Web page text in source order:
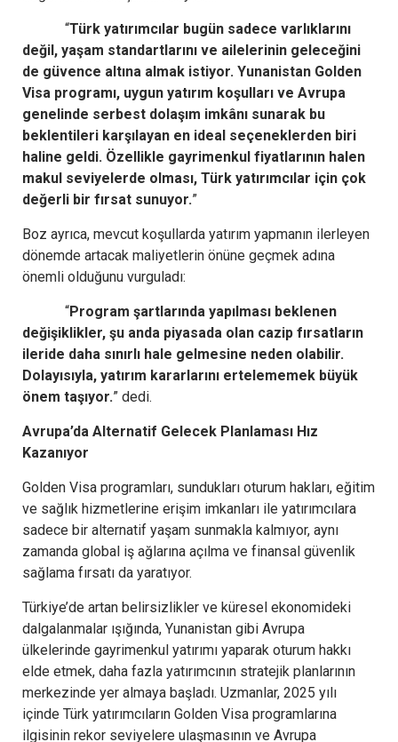
“Türk yatırımcılar bugün sadece varlıklarını
değil, yaşam standartlarını ve ailelerinin geleceğini
de güvence altına almak istiyor. Yunanistan Golden
Visa programı, uygun yatırım koşulları ve Avrupa
genelinde serbest dolaşım imkânı sunarak bu
beklentileri karşılayan en ideal seçeneklerden biri
haline geldi. Özellikle gayrimenkul fiyatlarının halen
makul seviyelerde olması, Türk yatırımcılar için çok
değerli bir fırsat sunuyor.”
Boz ayrıca, mevcut koşullarda yatırım yapmanın ilerleyen
dönemde artacak maliyetlerin önüne geçmek adına
önemli olduğunu vurguladı:
“Program şartlarında yapılması beklenen
değişiklikler, şu anda piyasada olan cazip fırsatların
ileride daha sınırlı hale gelmesine neden olabilir.
Dolayısıyla, yatırım kararlarını ertelememek büyük
önem taşıyor.” dedi.
Avrupa’da Alternatif Gelecek Planlaması Hız
Kazanıyor
Golden Visa programları, sundukları oturum hakları, eğitim
ve sağlık hizmetlerine erişim imkanları ile yatırımcılara
sadece bir alternatif yaşam sunmakla kalmıyor, aynı
zamanda global iş ağlarına açılma ve finansal güvenlik
sağlama fırsatı da yaratıyor.
Türkiye’de artan belirsizlikler ve küresel ekonomideki
dalgalanmalar ışığında, Yunanistan gibi Avrupa
ülkelerinde gayrimenkul yatırımı yaparak oturum hakkı
elde etmek, daha fazla yatırımcının stratejik planlarının
merkezinde yer almaya başladı. Uzmanlar, 2025 yılı
içinde Türk yatırımcıların Golden Visa programlarına
ilgisinin rekor seviyelere ulaşmasının ve Avrupa